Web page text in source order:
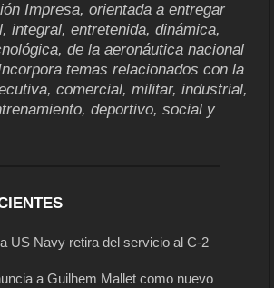
Impresa, orientada a entregar
integral, entretenida, dinámica,
de la aeronáutica nacional
temas relacionados con la
comercial, militar, industrial,
deportivo, social y
US Navy retira del servicio al C-2
a Guilhem Mallet como nuevo